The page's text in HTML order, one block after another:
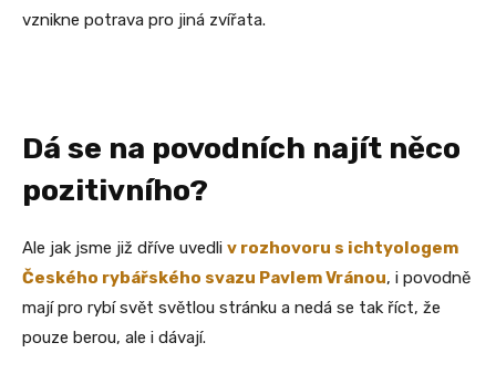
vznikne potrava pro jiná zvířata.
Dá se na povodních najít něco
pozitivního?
Ale jak jsme již dříve uvedli v rozhovoru s ichtyologem
Českého rybářského svazu Pavlem Vránou, i povodně
mají pro rybí svět světlou stránku a nedá se tak říct, že
pouze berou, ale i dávají.